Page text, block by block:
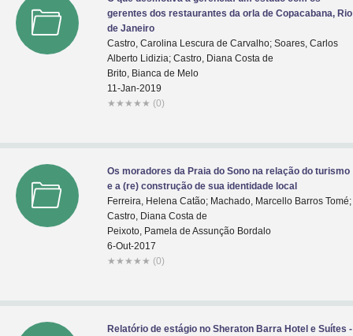
gerentes dos restaurantes da orla de Copacabana, Rio
de Janeiro
Castro, Carolina Lescura de Carvalho; Soares, Carlos
Alberto Lidizia; Castro, Diana Costa de
Brito, Bianca de Melo
11-Jan-2019
★ ★ ★ ★ ★ (0)
Os moradores da Praia do Sono na relação do turismo
e a (re) construção de sua identidade local
Ferreira, Helena Catão; Machado, Marcello Barros Tomé;
Castro, Diana Costa de
Peixoto, Pamela de Assunção Bordalo
6-Out-2017
★ ★ ★ ★ ★ (0)
Relatório de estágio no Sheraton Barra Hotel e Suítes -